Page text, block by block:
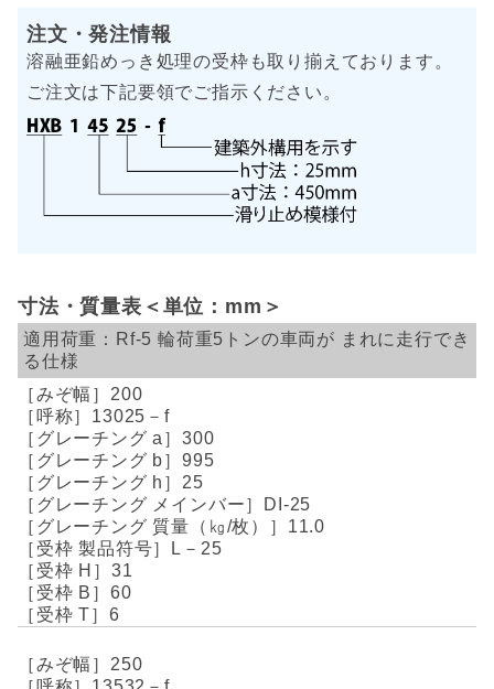
注文・発注情報
溶融亜鉛めっき処理の受枠も取り揃えております。
ご注文は下記要領でご指示ください。
寸法・質量表＜単位：mm＞
Rf-5 輪荷重5トンの車両が まれに走行でき
る仕様
200
13025－f
300
995
25
DI-25
11.0
L－25
31
60
6
250